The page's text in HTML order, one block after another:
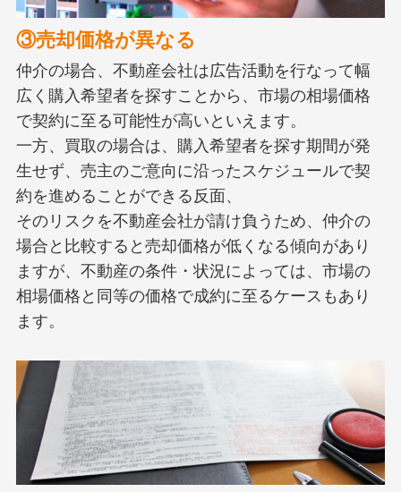
③売却価格が異なる
仲介の場合、不動産会社は広告活動を行なって幅
広く購入希望者を探すことから、市場の相場価格
で契約に至る可能性が高いといえます。
一方、買取の場合は、購入希望者を探す期間が発
生せず、売主のご意向に沿ったスケジュールで契
約を進めることができる反面、
そのリスクを不動産会社が請け負うため、仲介の
場合と比較すると売却価格が低くなる傾向があり
ますが、不動産の条件・状況によっては、市場の
相場価格と同等の価格で成約に至るケースもあり
ます。